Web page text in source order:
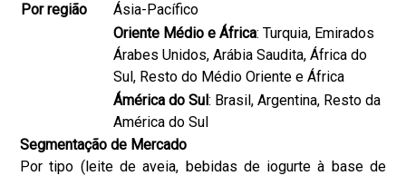
Por região
Ásia-Pacífico
Oriente Médio e África: Turquia, Emirados
Árabes Unidos, Arábia Saudita, África do
Sul, Resto do Médio Oriente e África
Ámérica do Sul: Brasil, Argentina, Resto da
América do Sul
Segmentação de Mercado
Por tipo (leite de aveia, bebidas de iogurte à base de